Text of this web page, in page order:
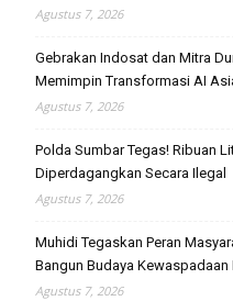
Agustus 7, 2026
Gebrakan Indosat dan Mitra
Memimpin Transformasi AI
Agustus 7, 2026
Polda Sumbar Tegas! Ribuan
Diperdagangkan Secara Ilegal
Agustus 7, 2026
Muhidi Tegaskan Peran
Bangun Budaya Kewaspadaan
Agustus 7, 2026